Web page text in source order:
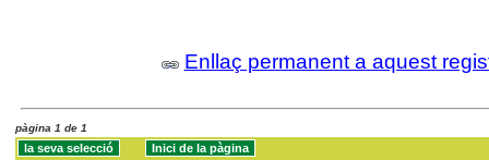
Enllaç permanent a aquest
pàgina 1 de 1